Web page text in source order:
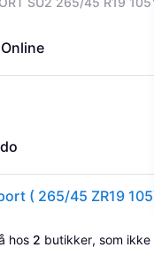
( 265/45 ZR19
hos 2 butikker, som